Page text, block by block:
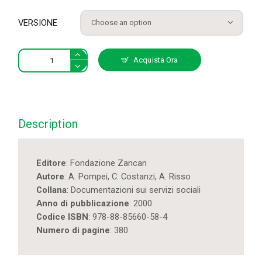
VERSIONE
Il
lavoro
Linee
opera
servizio
persone
quantity
Acquista Ora
Description
Editore: Fondazione Zancan
Autore: A. Pompei, C. Costanzi, A. Risso
Collana: Documentazioni sui servizi sociali
Anno di pubblicazione: 2000
Codice ISBN: 978-88-85660-58-4
Numero di pagine: 380